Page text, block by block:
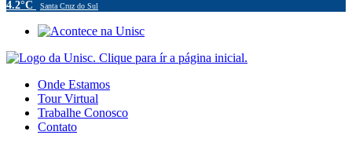
4.2°C Santa Cruz do Sul
Onde Estamos
Tour Virtual
Trabalhe Conosco
Contato